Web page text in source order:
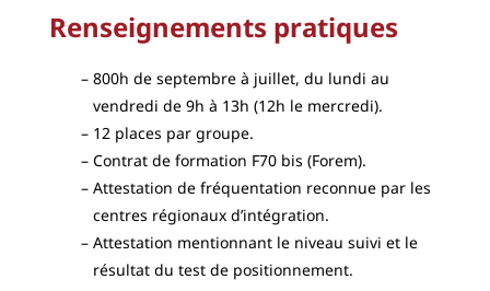
Renseignements pratiques
800h de septembre à juillet, du lundi au
vendredi de 9h à 13h (12h le mercredi).
12 places par groupe.
Contrat de formation F70 bis (Forem).
Attestation de fréquentation reconnue par les
centres régionaux d’intégration.
Attestation mentionnant le niveau suivi et le
résultat du test de positionnement.